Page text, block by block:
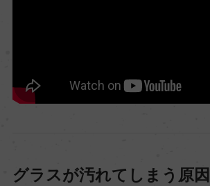
グラスが汚れてしまう原